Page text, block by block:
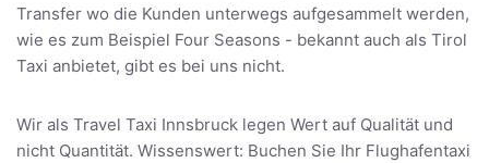
Transfer wo die Kunden unterwegs aufgesammelt werden,
wie es zum Beispiel Four Seasons - bekannt auch als Tirol
Taxi anbietet, gibt es bei uns nicht.
Wir als Travel Taxi Innsbruck legen Wert auf Qualität und
nicht Quantität. Wissenswert: Buchen Sie Ihr Flughafentaxi